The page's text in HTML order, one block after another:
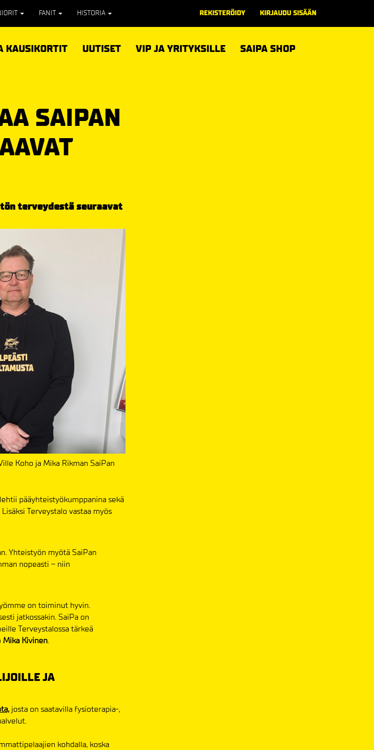
FANIT HISTORIA REKISTERÖIDY KIRJAUDU SISÄÄN
KAUSIKORTIT UUTISET VIP JA YRITYKSILLE SAIPA SHOP
SAIPAN
terveydestä seuraavat
Koho ja Mika Rikman SaiPan
pääyhteistyökumppanina sekä
Terveystalo vastaa myös
Yhteistyön myötä SaiPan
nopeasti – niin
on toiminut hyvin.
jatkossakin. SaiPa on
Terveystalossa tärkeä
Mika Kivinen.
JA
josta on saatavilla fysioterapia-,
kohdalla, koska